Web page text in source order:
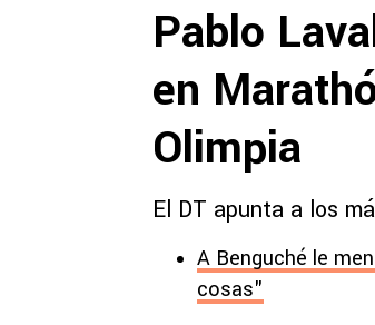
El Salvador
Liga de Naciones
Copa de
MLS
Pablo
en
Olimpia
El DT apunta a los
A Benguché le
cosas"